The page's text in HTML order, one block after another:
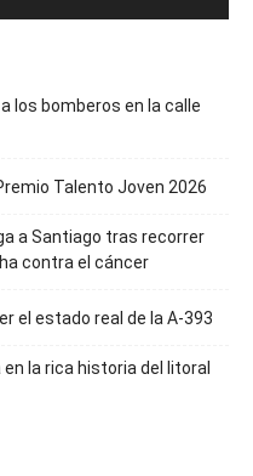
los bomberos en la calle
Talento Joven 2026
a Santiago tras recorrer
contra el cáncer
el estado real de la A-393
en la rica historia del litoral